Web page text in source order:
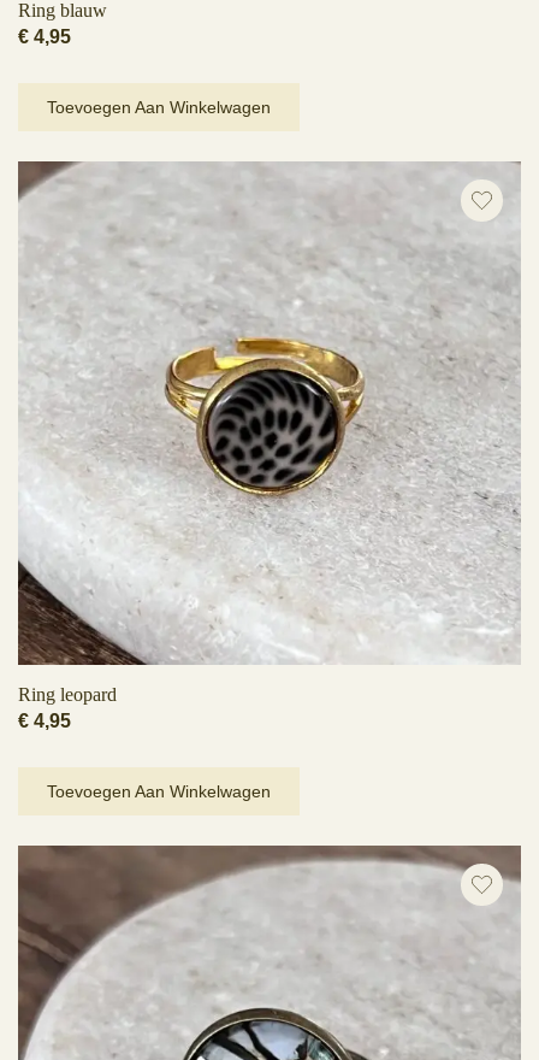
Ring blauw
€ 4,95
Toevoegen Aan Winkelwagen
Ring leopard
€ 4,95
Toevoegen Aan Winkelwagen